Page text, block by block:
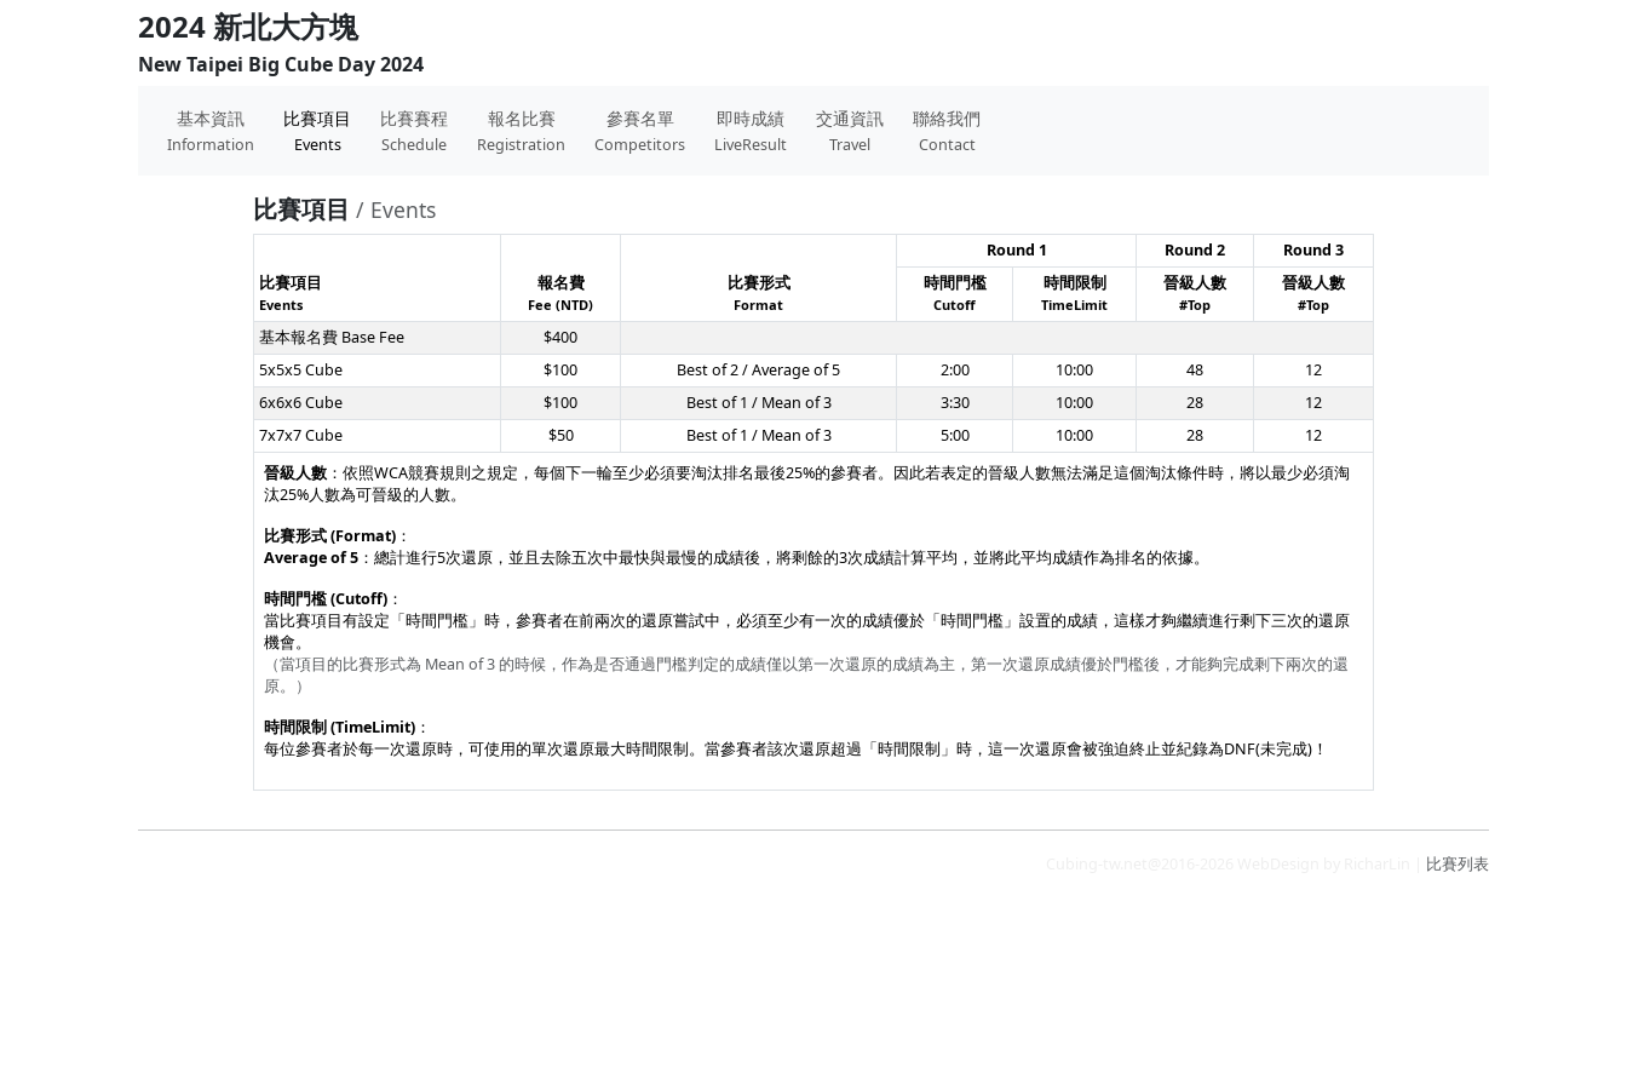
2024 新北大方塊
New Taipei Big Cube Day 2024
基本資訊
Information
比賽項目
Events
比賽賽程
Schedule
報名比賽
Registration
參賽名單
Competitors
即時成績
LiveResult
交通資訊
Travel
聯絡我們
Contact
比賽項目 / Events
比賽項目
Events
報名費
Fee (NTD)
比賽形式
Format
Round 1 Round 2
Round 3
時間門檻
Cutoff
時間限制
TimeLimit
晉級人數
#Top
晉級人數
#Top
基本報名費 Base Fee
$400
5x5x5 Cube
$100 Best of 2 / Average of 5 2:00 10:00 48
12
6x6x6 Cube
$100 Best of 1 / Mean of 3 3:30 10:00 28
12
7x7x7 Cube
$50 Best of 1 / Mean of 3 5:00 10:00 28
12
晉級人數 ：依照WCA競賽規則之規定，每個下一輪至少必須要淘汰排名最後25%的參賽者。因此若表定的晉級人數無法滿足這個淘汰條件時，將以最少必須淘
汰25%人數為可晉級的人數。
比賽形式 (Format) ：
Average of 5 ：總計進行5次還原，並且去除五次中最快與最慢的成績後，將剩餘的3次成績計算平均，並將此平均成績作為排名的依據。
時間門檻 (Cutoff) ：
當比賽項目有設定「時間門檻」時，參賽者在前兩次的還原嘗試中，必須至少有一次的成績優於「時間門檻」設置的成績，這樣才夠繼續進行剩下三次的還原
機會。
（當項目的比賽形式為 Mean of 3 的時候，作為是否通過門檻判定的成績僅以第一次還原的成績為主，第一次還原成績優於門檻後，才能夠完成剩下兩次的還
原。）
時間限制 (TimeLimit) ：
每位參賽者於每一次還原時，可使用的單次還原最大時間限制。當參賽者該次還原超過「時間限制」時，這一次還原會被強迫終止並紀錄為DNF(未完成)！
比賽列表